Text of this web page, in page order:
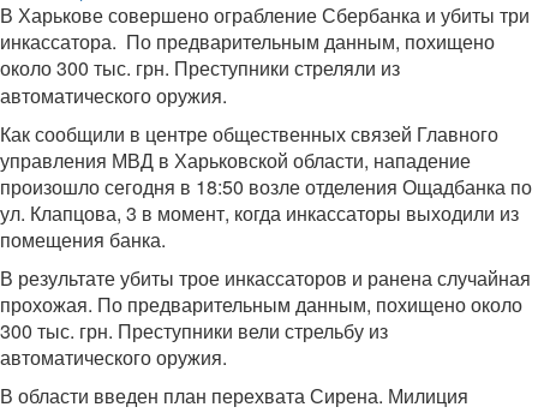
В Харькове совершено ограбление Сбербанка и убиты три
инкассатора. По предварительным данным, похищено
около 300 тыс. грн. Преступники стреляли из
автоматического оружия.
Как сообщили в центре общественных связей Главного
управления МВД в Харьковской области, нападение
произошло сегодня в 18:50 возле отделения Ощадбанка по
ул. Клапцова, 3 в момент, когда инкассаторы выходили из
помещения банка.
В результате убиты трое инкассаторов и ранена случайная
прохожая. По предварительным данным, похищено около
300 тыс. грн. Преступники вели стрельбу из
автоматического оружия.
В области введен план перехвата Сирена. Милиция